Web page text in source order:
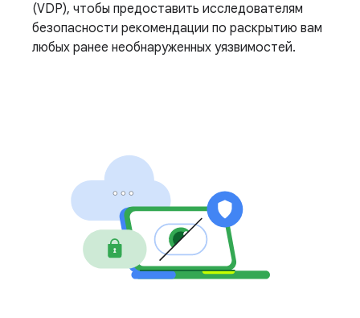
(VDP), чтобы предоставить исследователям
безопасности рекомендации по раскрытию вам
любых ранее необнаруженных уязвимостей.